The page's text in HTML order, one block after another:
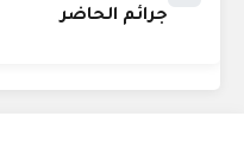
جرائم الحاضر